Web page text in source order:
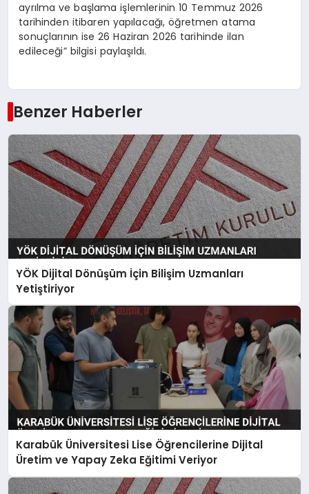
ayrılma ve başlama işlemlerinin 10 Temmuz 2026
tarihinden itibaren yapılacağı, öğretmen atama
sonuçlarının ise 26 Haziran 2026 tarihinde ilan
edileceği” bilgisi paylaşıldı.
Benzer Haberler
YÖK Dijital Dönüşüm İçin Bilişim Uzmanları
Yetiştiriyor
Karabük Üniversitesi Lise Öğrencilerine Dijital
Üretim ve Yapay Zeka Eğitimi Veriyor